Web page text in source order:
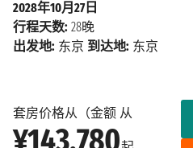
套房价格从（金额 从
2028年10月27日
行程天数: 28晚
出发地: 东京 到达地: 东京